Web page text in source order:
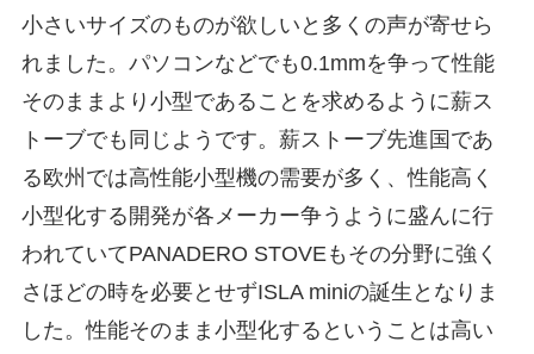
小さいサイズのものが欲しいと多くの声が寄せら
れました。パソコンなどでも0.1mmを争って性能
そのままより小型であることを求めるように薪ス
トーブでも同じようです。薪ストーブ先進国であ
る欧州では高性能小型機の需要が多く、性能高く
小型化する開発が各メーカー争うように盛んに行
われていてPANADERO STOVEもその分野に強く
さほどの時を必要とせずISLA miniの誕生となりま
した。性能そのまま小型化するということは高い